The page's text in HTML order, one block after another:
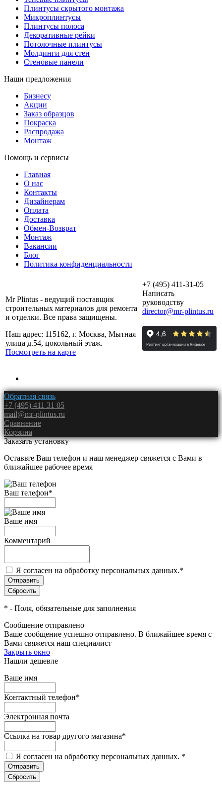
Плинтусы скрытого монтажа
Микроплинтусы
Плинтусы полоса
Декоративные рейки
Потолочные плинтусы
Молдинги для стен
Стеновые панели
Наши предложения
Бизнесу
Акции
Заказ образцов
Покраска
Распродажа
Монтаж
Помощь и сервисы
Главная
О нас
Контакты
Дизайнерам
Оплата
Доставка
Обмен-Возврат
Монтаж
Вакансии
Блог
Политика конфиденциальности
Mr Plintus - ведущий поставщик
строительных материалов для ремонта
и отделки. Все права защищены.
Наш адрес: 115162, г. Москва, Мытная
улица д.54, цокольный этаж.
Посмотреть на карте
+7 (495) 411-31-05
Написать
руководству
director@mr-plintus.ru
Обратная связь
+7 (495) 411 31 05
mail@mr-plintus.ru
Сравнение
Корзина
Заказать установку
Оставьте Ваш телефон и наш менеджер свяжется с Вами в
ближайшее рабочее время
Ваш телефон*
Ваше имя
Комментарий
Я согласен на обработку персональных данных.*
* - Поля, обязательные для заполнения
Сообщение отправлено
Ваше сообщение успешно отправлено. В ближайшее время с
Вами свяжется наш специалист
Закрыть окно
Нашли дешевле
Ваше имя
Контактный телефон*
Электронная почта
Ссылка на товар другого магазина*
Я согласен на обработку персональных данных. *